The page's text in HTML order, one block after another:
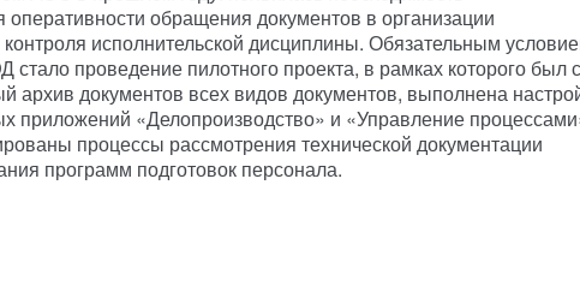
обращения документов в организации
исполнительской дисциплины. Обязательным
проведение пилотного проекта, в рамках которого был
архив документов всех видов документов, выполнена
приложений «Делопроизводство» и «Управление
процессы рассмотрения технической документации
программ подготовок персонала.